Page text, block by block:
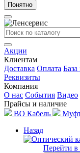
Понятно
Акции
Клиентам
Доставка Оплата
Реквизиты
Компания
О нас События Видео
Прайсы и наличие
ВО Кабель
Назад
Перейти в